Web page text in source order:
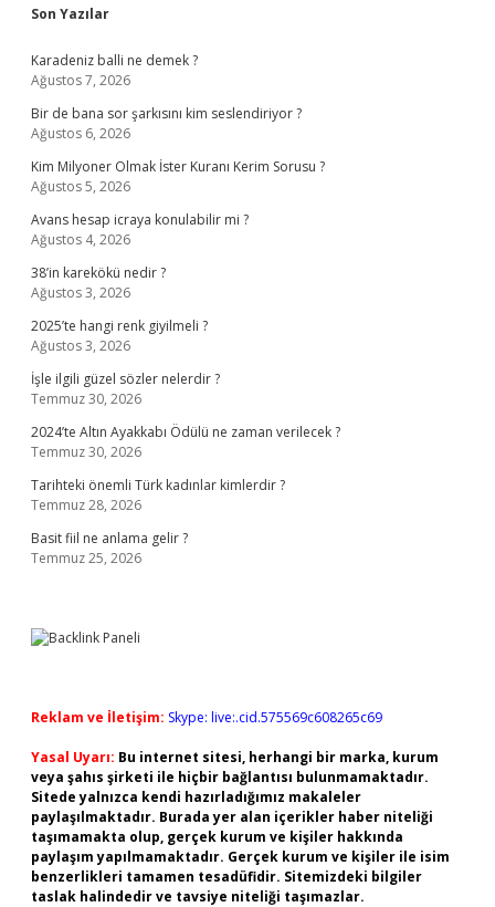
Sidebar
Son Yazılar
Karadeniz balli ne demek ?
Ağustos 7, 2026
Bir de bana sor şarkısını kim seslendiriyor ?
Ağustos 6, 2026
Kim Milyoner Olmak İster Kuranı Kerim Sorusu ?
Ağustos 5, 2026
Avans hesap icraya konulabilir mi ?
Ağustos 4, 2026
38’in karekökü nedir ?
Ağustos 3, 2026
2025’te hangi renk giyilmeli ?
Ağustos 3, 2026
İşle ilgili güzel sözler nelerdir ?
Temmuz 30, 2026
2024’te Altın Ayakkabı Ödülü ne zaman verilecek ?
Temmuz 30, 2026
Tarihteki önemli Türk kadınlar kimlerdir ?
Temmuz 28, 2026
Basit fiil ne anlama gelir ?
Temmuz 25, 2026
Reklam ve İletişim: Skype: live:.cid.575569c608265c69
Yasal Uyarı: Bu internet sitesi, herhangi bir marka, kurum
veya şahıs şirketi ile hiçbir bağlantısı bulunmamaktadır.
Sitede yalnızca kendi hazırladığımız makaleler
paylaşılmaktadır. Burada yer alan içerikler haber niteliği
taşımamakta olup, gerçek kurum ve kişiler hakkında
paylaşım yapılmamaktadır. Gerçek kurum ve kişiler ile isim
benzerlikleri tamamen tesadüfidir. Sitemizdeki bilgiler
taslak halindedir ve tavsiye niteliği taşımazlar.